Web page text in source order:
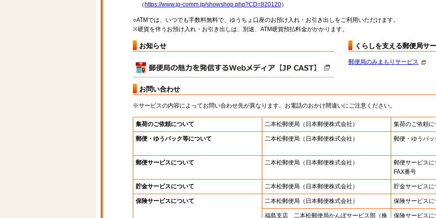
（ https://www.jp-comm.jp/showshop.php?CD=820120）
○ATMでは、いつでも手数料無料で、ゆうちょ口座のお預け入れ・お引き出しをご利用いただけます。
※硬貨を伴うお預け入れ・お引き出しは、別途、ATM硬貨預払料金がかかります。
お知らせ くらしを支える郵便局サ
郵便局のみまもりサービス
お問い合わせ
※サービスの内容によってお問い合わせ先が異なります。お電話のおかけ間違いにご注意ください。
集荷のご依頼について 二本松郵便局 （日本郵便株式会社） 集荷のご依頼に
郵便・ゆうパック等について 二本松郵便局 （日本郵便株式会社） 郵便・ゆうパ
郵便サービスについて 二本松郵便局 （日本郵便株式会社）
郵便サービスに
FAX番号
貯金サービスについて 二本松郵便局 （日本郵便株式会社） 貯金サービスに
保険サービスについて 二本松郵便局 （日本郵便株式会社） 保険サービスに
福島支店 二本松郵便局かんぽサービス部（株 保険サービス